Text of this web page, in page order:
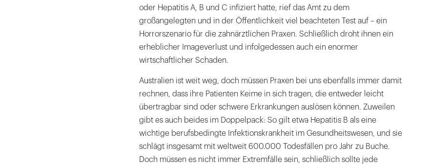
oder Hepatitis A, B und C infiziert hatte, rief das Amt zu dem
großangelegten und in der Öffentlichkeit viel beachteten Test auf – ein
Horrorszenario für die zahnärztlichen Praxen. Schließlich droht ihnen ein
erheblicher Imageverlust und infolgedessen auch ein enormer
wirtschaftlicher Schaden.
Australien ist weit weg, doch müssen Praxen bei uns ebenfalls immer damit
rechnen, dass ihre Patienten Keime in sich tragen, die entweder leicht
übertragbar sind oder schwere Erkrankungen auslösen können. Zuweilen
gibt es auch beides im Doppelpack: So gilt etwa Hepatitis B als eine
wichtige berufsbedingte Infektionskrankheit im Gesundheitswesen, und sie
schlägt insgesamt mit weltweit 600.000 Todesfällen pro Jahr zu Buche.
Doch müssen es nicht immer Extremfälle sein, schließlich sollte jede